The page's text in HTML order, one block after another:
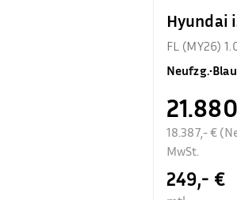
Hyundai
FL (MY26)
Neufzg.•Blau
18.387,- €
MwSt.
249,- €